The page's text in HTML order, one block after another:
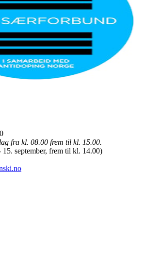
fra kl. 08.00 frem til kl. 15.00.
15. september, frem til kl. 14.00)